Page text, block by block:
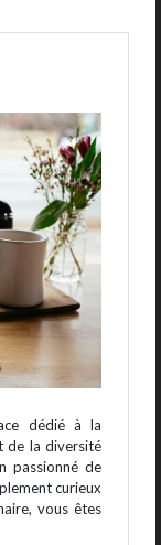
dédié à la
de la diversité
passionné de
curieux
vous êtes